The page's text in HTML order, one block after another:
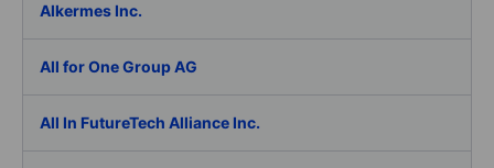
Alkermes Inc.
All for One Group AG
All In FutureTech Alliance Inc.